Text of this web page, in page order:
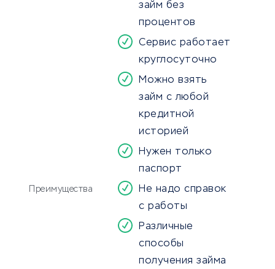
Преимущества
займ без
процентов
Сервис работает
круглосуточно
Можно взять
займ с любой
кредитной
историей
Нужен только
паспорт
Не надо справок
с работы
Различные
способы
получения займа